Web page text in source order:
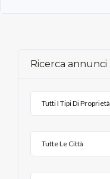
Ricerca annunci
Tutti I Tipi Di Proprietà
Tutte Le Città